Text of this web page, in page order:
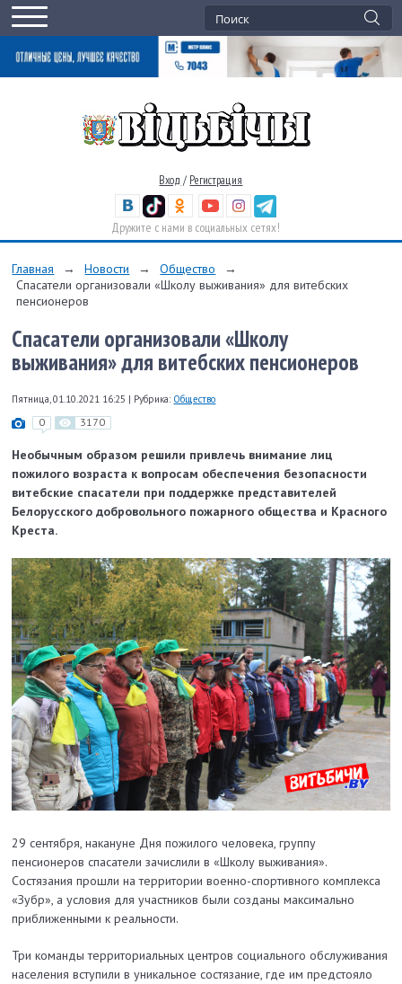
Вход / Регистрация
Дружите с нами в социальных сетях!
Главная → Новости → Общество
→
Спасатели организовали «Школу выживания» для витебских
пенсионеров
Спасатели организовали «Школу
выживания» для витебских пенсионеров
Пятница, 01.10.2021 16:25 | Рубрика: Общество
0 3170
Необычным образом решили привлечь внимание лиц
пожилого возраста к вопросам обеспечения безопасности
витебские спасатели при поддержке представителей
Белорусского добровольного пожарного общества и Красного
Креста.
29 сентября, накануне Дня пожилого человека, группу
пенсионеров спасатели зачислили в «Школу выживания».
Состязания прошли на территории военно-спортивного комплекса
«Зубр», а условия для участников были созданы максимально
приближенными к реальности.
Три команды территориальных центров социального обслуживания
населения вступили в уникальное состязание, где им предстояло